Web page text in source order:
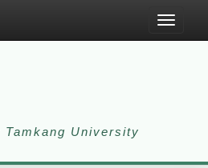
Toggle
Tamkang University